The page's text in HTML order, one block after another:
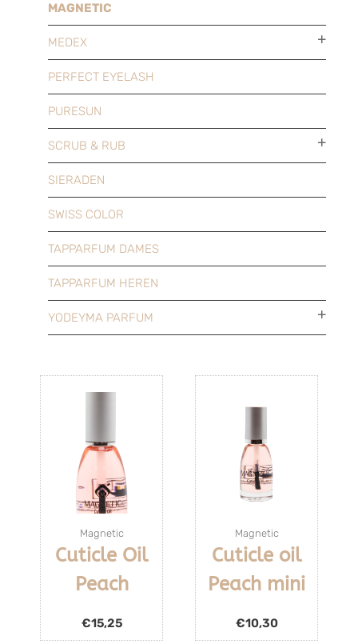
MAGNETIC
MEDEX
PERFECT EYELASH
PURESUN
SCRUB & RUB
SIERADEN
SWISS COLOR
TAPPARFUM DAMES
TAPPARFUM HEREN
YODEYMA PARFUM
Magnetic
Cuticle Oil
Peach
€15,25
Magnetic
Cuticle oil
Peach mini
€10,30